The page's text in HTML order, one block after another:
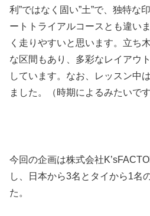
利”ではなく固い”土”で、独特な
ートトライアルコースとも違い
く走りやすいと思います。立ち
な区間もあり、多彩なレイアウ
しています。なお、レッスン中
ました。（時期によるみたいです
今回の企画は株式会社
し、日本から3名とタイから1名
た。